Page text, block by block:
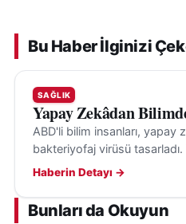
Bu Haber İlginizi
SAĞLIK
Yapay Zekâdan
ABD'li bilim insanları, yapay
bakteriyofaj virüsü
bakterilerini hedef aldığı ve
Haberin Detayı →
Bunları da Okuyun